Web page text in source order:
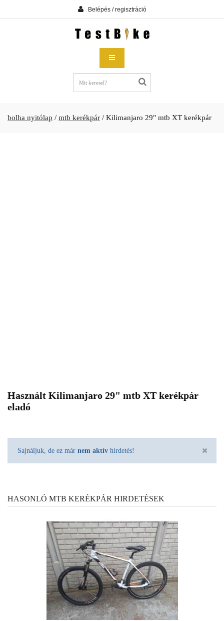
Belépés / regisztráció
bolha nyitólap / mtb kerékpár / Kilimanjaro 29" mtb XT kerékpár
Használt Kilimanjaro 29" mtb XT kerékpár
eladó
Sajnáljuk, de ez már nem aktív hirdetés!
HASONLÓ MTB KERÉKPÁR HIRDETÉSEK